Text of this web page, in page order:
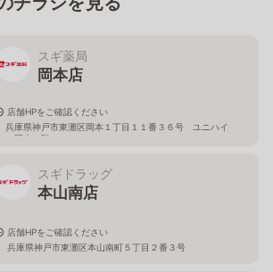
スギ薬局
岡本店
店舗HPをご確認ください
兵庫県神戸市東灘区岡本１丁目１１番３６号 ユニハイ
ム岡本１階
スギドラッグ
本山南店
店舗HPをご確認ください
兵庫県神戸市東灘区本山南町５丁目２番３号